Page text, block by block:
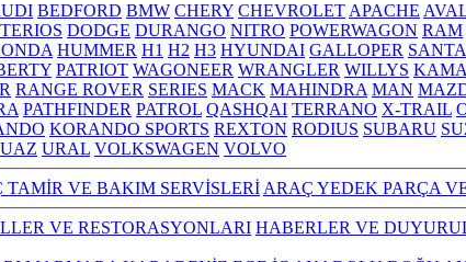
BEDFORD BMW CHERY CHEVROLET APACHE
TERIOS DODGE DURANGO NITRO POWERWAGON RAM
HUMMER H1 H2 H3 HYUNDAI GALLOPER
PATRIOT WAGONEER WRANGLER WILLYS
RANGE ROVER SERIES MACK MAHINDRA MAN
PATHFINDER PATROL QASHQAI TERRANO X-TRAIL
KORANDO SPORTS REXTON RODIUS SUBARU
UAZ URAL VOLKSWAGEN VOLVO
TAMİR VE BAKIM SERVİSLERİ ARAÇ YEDEK PARÇA
VE RESTORASYONLARI HABERLER VE